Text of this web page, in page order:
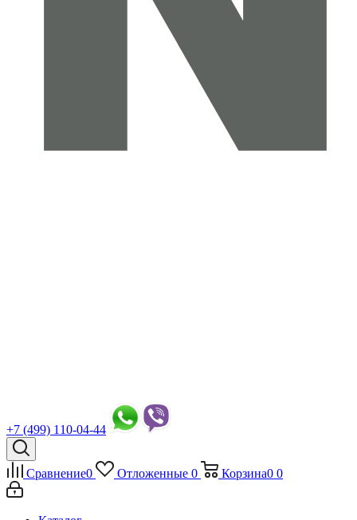
+7 (499) 110-04-44
Сравнение0 Отложенные 0 Корзина0 0